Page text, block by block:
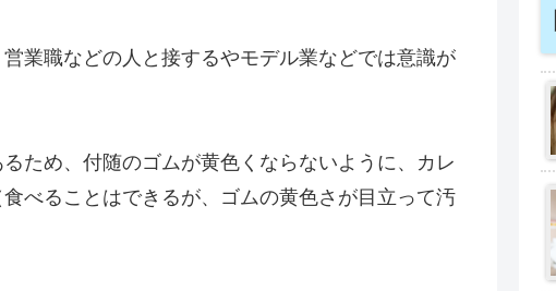
業職などの人と接するやモデル業などでは意識が
ため、付随のゴムが黄色くならないように、カレ
べることはできるが、ゴムの黄色さが目立って汚